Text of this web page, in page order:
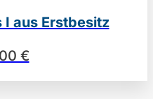
I aus Erstbesitz
€